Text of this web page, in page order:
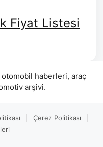
Fiyat Listesi
haberleri, araç
arşivi.
Çerez Politikası